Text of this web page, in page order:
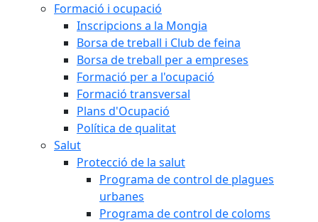
Formació i ocupació
Inscripcions a la Mongia
Borsa de treball i Club de feina
Borsa de treball per a empreses
Formació per a l'ocupació
Formació transversal
Plans d'Ocupació
Política de qualitat
Salut
Protecció de la salut
Programa de control de plagues
urbanes
Programa de control de coloms